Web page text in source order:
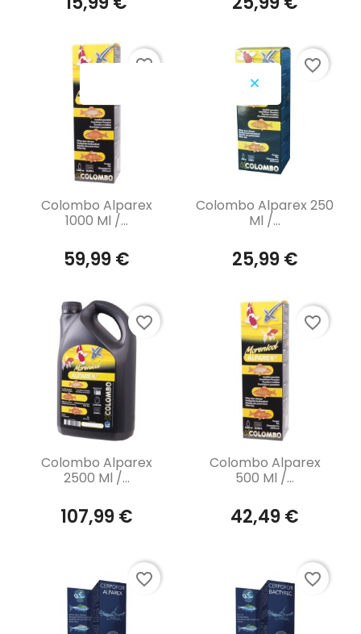
Aperçu rapide
Colombo Alparex
1000 Ml /...
59,99 €
favorite_border
Aperçu rapide
Colombo Alparex 250
Ml /...
25,99 €
favorite_border
Aperçu rapide
Colombo Alparex
2500 Ml /...
107,99 €
favorite_border
Aperçu rapide
Colombo Alparex
500 Ml /...
42,49 €
favorite_border
favorite_border favorite_border